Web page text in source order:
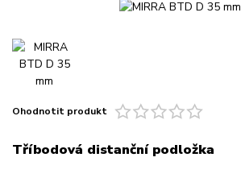
Ohodnotit produkt
Tříbodová distanční podložka